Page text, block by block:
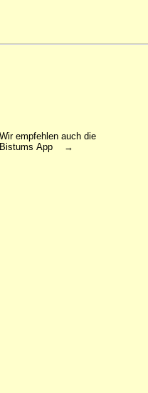
Wir empfehlen auch die
Bistums App →